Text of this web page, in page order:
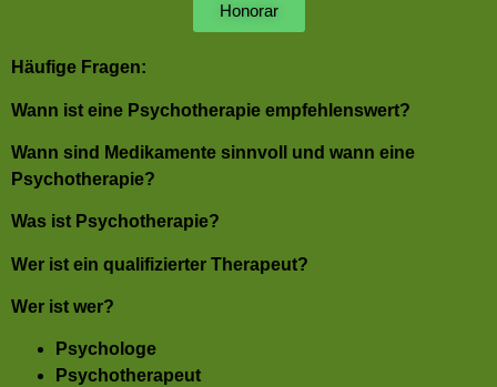
Honorar
Häufige Fragen:
Wann ist eine Psychotherapie empfehlenswert?
Wann sind Medikamente sinnvoll und wann eine
Psychotherapie?
Was ist Psychotherapie?
Wer ist ein qualifizierter Therapeut?
Wer ist wer?
Psychologe
Psychotherapeut